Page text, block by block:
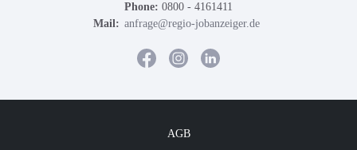
Phone: 0800 - 4161411
Mail: anfrage@regio-jobanzeiger.de
AGB